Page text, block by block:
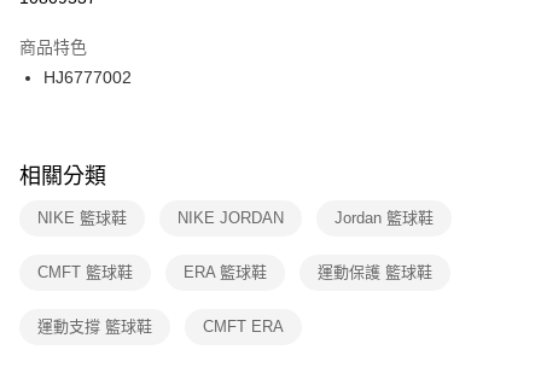
２．訂單成立數日內，您將收到繳費通知簡訊。
３．收到繳費通知簡訊後14天內，點擊此簡訊中的連結，可透過四大超商／
ATM／網路銀行／等多元方式進行付款，方視為交易完成。
※ 交易是否成功請以「AFTEE先享後付 」之結帳頁面顯示為準，若有關於
是否繳費成功／繳費後需取消欲退款等相關疑問，請聯繫「AFTEE先享後付
客戶支援中心」
https://netprotections.freshdesk.com/support/home
１．透過由恩沛科技股份有限公司提供之「AFTEE先享後付」服務完成之交
權轉讓予恩沛科技股份有限公司。
商品特色
HJ6777002
相關分類
NIKE 籃球鞋 NIKE JORDAN Jordan 籃球鞋
CMFT 籃球鞋 ERA 籃球鞋 運動保護 籃球鞋
運動支撐 籃球鞋 CMFT ERA